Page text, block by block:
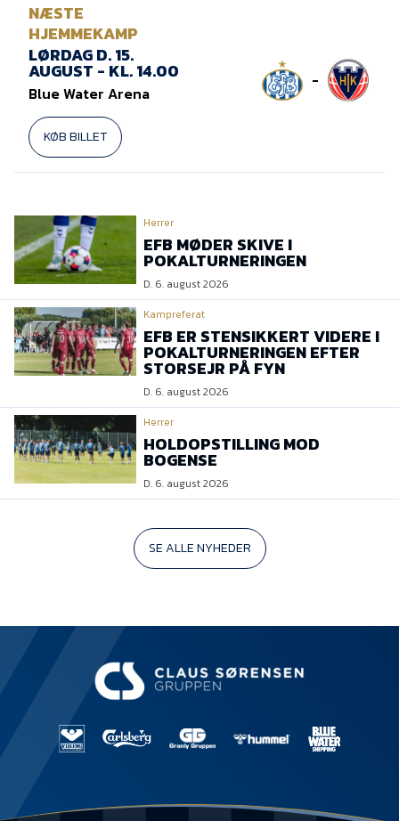
Presse
NÆSTE
HJEMMEKAMP
LØRDAG D. 15.
AUGUST - KL. 14.00
Blue Water Arena
KØB BILLET
-
Herrer
EFB MØDER SKIVE I
POKALTURNERINGEN
D. 6. august 2026
Kampreferat
EFB ER STENSIKKERT VIDERE I
POKALTURNERINGEN EFTER
STORSEJR PÅ FYN
D. 6. august 2026
Herrer
HOLDOPSTILLING MOD
BOGENSE
D. 6. august 2026
SE ALLE NYHEDER